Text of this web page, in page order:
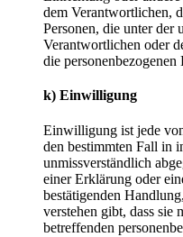
dem Verantwortlichen,
Personen, die unter der
Verantwortlichen oder
die
k) Einwilligung
Einwilligung ist jede
den bestimmten Fall in
unmissverständlich
einer Erklärung oder
bestätigenden
verstehen gibt, dass sie
betreffenden